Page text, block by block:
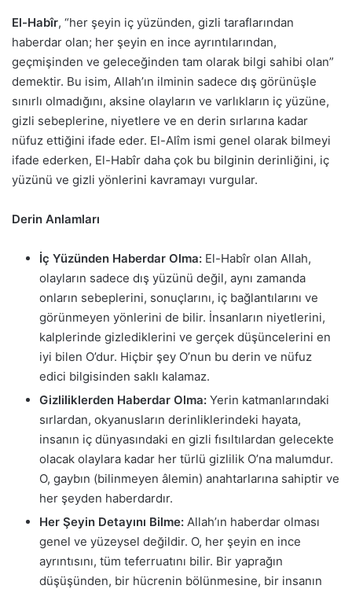
El-Habîr, “her şeyin iç yüzünden, gizli taraflarından
haberdar olan; her şeyin en ince ayrıntılarından,
geçmişinden ve geleceğinden tam olarak bilgi sahibi olan”
demektir. Bu isim, Allah’ın ilminin sadece dış görünüşle
sınırlı olmadığını, aksine olayların ve varlıkların iç yüzüne,
gizli sebeplerine, niyetlere ve en derin sırlarına kadar
nüfuz ettiğini ifade eder. El-Alîm ismi genel olarak bilmeyi
ifade ederken, El-Habîr daha çok bu bilginin derinliğini, iç
yüzünü ve gizli yönlerini kavramayı vurgular.
Derin Anlamları
İç Yüzünden Haberdar Olma: El-Habîr olan Allah,
olayların sadece dış yüzünü değil, aynı zamanda
onların sebeplerini, sonuçlarını, iç bağlantılarını ve
görünmeyen yönlerini de bilir. İnsanların niyetlerini,
kalplerinde gizlediklerini ve gerçek düşüncelerini en
iyi bilen O’dur. Hiçbir şey O’nun bu derin ve nüfuz
edici bilgisinden saklı kalamaz.
Gizliliklerden Haberdar Olma: Yerin katmanlarındaki
sırlardan, okyanusların derinliklerindeki hayata,
insanın iç dünyasındaki en gizli fısıltılardan gelecekte
olacak olaylara kadar her türlü gizlilik O’na malumdur.
O, gaybın (bilinmeyen âlemin) anahtarlarına sahiptir ve
her şeyden haberdardır.
Her Şeyin Detayını Bilme: Allah’ın haberdar olması
genel ve yüzeysel değildir. O, her şeyin en ince
ayrıntısını, tüm teferruatını bilir. Bir yaprağın
düşüşünden, bir hücrenin bölünmesine, bir insanın